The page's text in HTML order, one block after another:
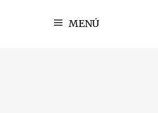
MENÚ